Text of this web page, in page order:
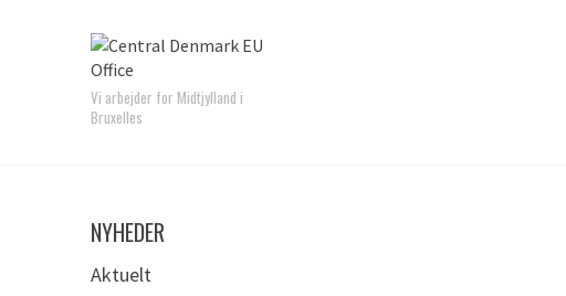
Vi arbejder for Midtjylland i
Bruxelles
NYHEDER
Aktuelt